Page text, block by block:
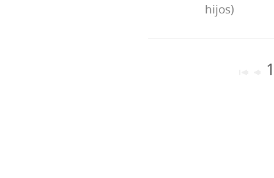
hijos)